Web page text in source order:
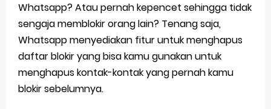
Aplikasi Togel Android: Solusi Praktis Untuk Pecinta Togel
Siap Video Call, tapi Download Aplikasinya Dulu, Abangku
Cara Membuat Pesan Anda Berbeda di Whatsapp
Youtube Android 4.4 2: Cara Memutar Video Secara Mudah
Whatsapp? Atau pernah kepencet sehingga tidak
sengaja memblokir orang lain? Tenang saja,
Whatsapp menyediakan fitur untuk menghapus
daftar blokir yang bisa kamu gunakan untuk
menghapus kontak-kontak yang pernah kamu
blokir sebelumnya.